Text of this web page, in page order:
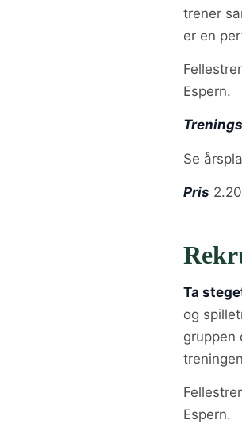
trener
er en
Espern.
Se
Pris
Ta
og
gruppen
Espern.